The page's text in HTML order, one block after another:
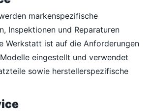
markenspezifische
Inspektionen und Reparaturen
Werkstatt ist auf die Anforderungen
eingestellt und verwendet
sowie herstellerspezifische